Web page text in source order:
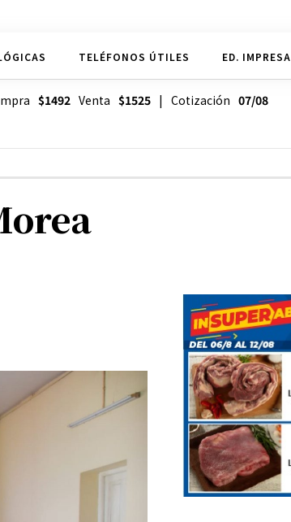
TELÉFONOS ÚTILES ED. IMPRESA
$1492Venta $1525| Cotización 07/08